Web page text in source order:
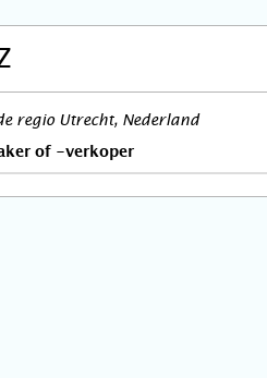
regio Utrecht, Nederland
of -verkoper